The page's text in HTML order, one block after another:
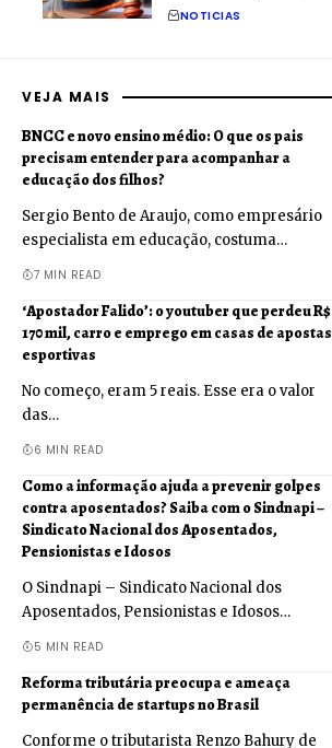
NOTICIAS
VEJA MAIS
BNCC e novo ensino médio: O que os pais
precisam entender para acompanhar a
educação dos filhos?
Sergio Bento de Araujo, como empresário
especialista em educação, costuma…
7 MIN READ
‘Apostador Falido’: o youtuber que perdeu R$
170 mil, carro e emprego em casas de apostas
esportivas
No começo, eram 5 reais. Esse era o valor
das…
6 MIN READ
Como a informação ajuda a prevenir golpes
contra aposentados? Saiba com o Sindnapi –
Sindicato Nacional dos Aposentados,
Pensionistas e Idosos
O Sindnapi – Sindicato Nacional dos
Aposentados, Pensionistas e Idosos…
5 MIN READ
Reforma tributária preocupa e ameaça
permanência de startups no Brasil
Conforme o tributarista Renzo Bahury de